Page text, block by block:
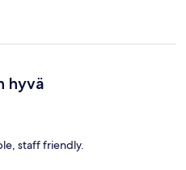
hyvä
staff friendly.